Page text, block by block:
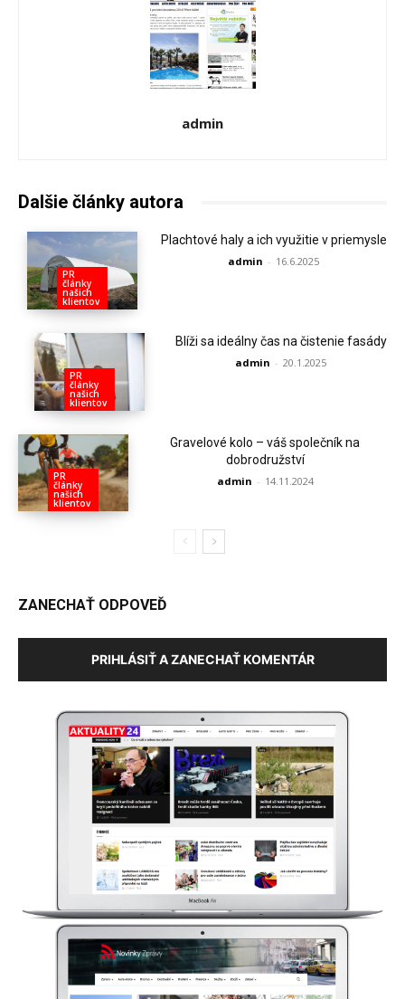
admin
Dalšie články autora
PR
články
našich
klientov
Plachtové haly a ich využitie v priemysle
admin - 16.6.2025
PR
články
našich
klientov
Blíži sa ideálny čas na čistenie fasády
admin - 20.1.2025
PR
články
našich
klientov
Gravelové kolo – váš společník na
dobrodružství
admin - 14.11.2024
ZANECHAŤ ODPOVEĎ
PRIHLÁSIŤ A ZANECHAŤ KOMENTÁR